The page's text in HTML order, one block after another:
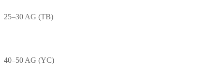
25–30 AG (TB)
40–50 AG (YC)